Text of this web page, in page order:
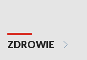
ZDROWIE